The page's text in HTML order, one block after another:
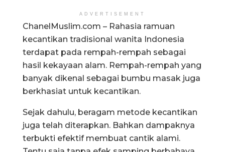
ADVERTISEMENT
ChanelMuslim.com – Rahasia ramuan
kecantikan tradisional wanita Indonesia
terdapat pada rempah-rempah sebagai
hasil kekayaan alam. Rempah-rempah yang
banyak dikenal sebagai bumbu masak juga
berkhasiat untuk kecantikan.
Sejak dahulu, beragam metode kecantikan
juga telah diterapkan. Bahkan dampaknya
terbukti efektif membuat cantik alami.